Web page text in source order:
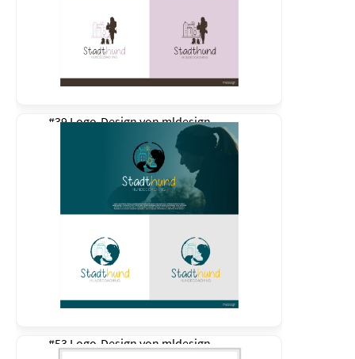
#39 Logo-Design vonmldesign
#53 Logo-Design von mldesign